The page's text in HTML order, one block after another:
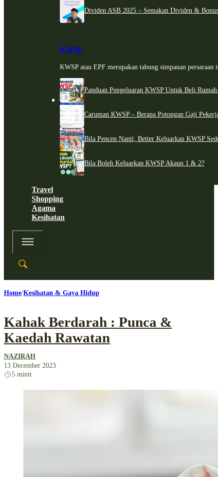
Dividen ASB 2025 – Semakan Dividen &
KWSP
KWSP atau EPF merupakan tabung simpanan persaraan
Panduan Pengeluaran KWSP Untuk Beli
Caruman KWSP – Berapa Potongan Gaji
Bila Pencen Nanti, Better Keluarkan KWSP
Bila Boleh Keluarkan KWSP Akaun 1 & 2?
Travel
Shopping
Agama
Kesihatan
Home Kesihatan & Gaya Hidup
Kahak Berdarah : Punca &
Kaedah Rawatan
NAZIRAH
13 December 2023
5 minit